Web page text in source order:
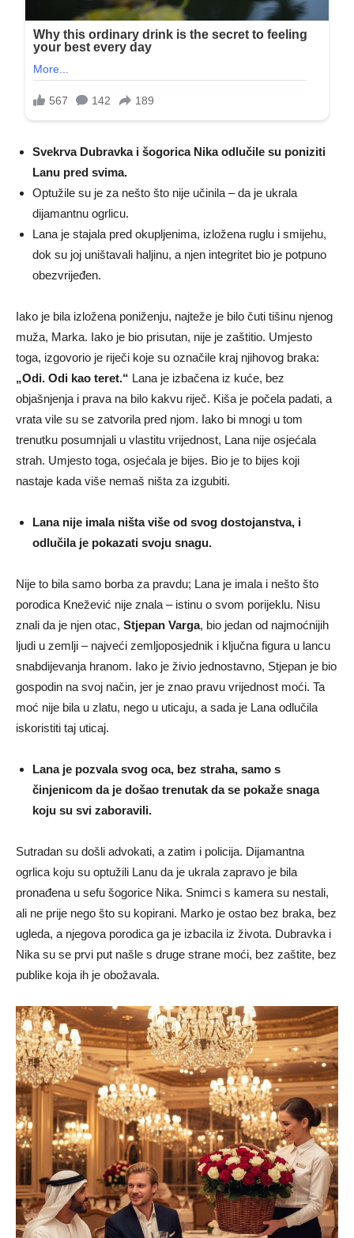
Svekrva Dubravka i šogorica Nika odlučile su poniziti
Lanu pred svima.
Optužile su je za nešto što nije učinila – da je ukrala
dijamantnu ogrlicu.
Lana je stajala pred okupljenima, izložena ruglu i smijehu,
dok su joj uništavali haljinu, a njen integritet bio je potpuno
obezvrijeđen.
Iako je bila izložena poniženju, najteže je bilo čuti tišinu njenog
muža, Marka. Iako je bio prisutan, nije je zaštitio. Umjesto
toga, izgovorio je riječi koje su označile kraj njihovog braka:
„Odi. Odi kao teret.“ Lana je izbačena iz kuće, bez
objašnjenja i prava na bilo kakvu riječ. Kiša je počela padati, a
vrata vile su se zatvorila pred njom. Iako bi mnogi u tom
trenutku posumnjali u vlastitu vrijednost, Lana nije osjećala
strah. Umjesto toga, osjećala je bijes. Bio je to bijes koji
nastaje kada više nemaš ništa za izgubiti.
Lana nije imala ništa više od svog dostojanstva, i
odlučila je pokazati svoju snagu.
Nije to bila samo borba za pravdu; Lana je imala i nešto što
porodica Knežević nije znala – istinu o svom porijeklu. Nisu
znali da je njen otac, Stjepan Varga, bio jedan od najmoćnijih
ljudi u zemlji – najveći zemljoposjednik i ključna figura u lancu
snabdijevanja hranom. Iako je živio jednostavno, Stjepan je bio
gospodin na svoj način, jer je znao pravu vrijednost moći. Ta
moć nije bila u zlatu, nego u uticaju, a sada je Lana odlučila
iskoristiti taj uticaj.
Lana je pozvala svog oca, bez straha, samo s
činjenicom da je došao trenutak da se pokaže snaga
koju su svi zaboravili.
Sutradan su došli advokati, a zatim i policija. Dijamantna
ogrlica koju su optužili Lanu da je ukrala zapravo je bila
pronađena u sefu šogorice Nika. Snimci s kamera su nestali,
ali ne prije nego što su kopirani. Marko je ostao bez braka, bez
ugleda, a njegova porodica ga je izbacila iz života. Dubravka i
Nika su se prvi put našle s druge strane moći, bez zaštite, bez
publike koja ih je obožavala.